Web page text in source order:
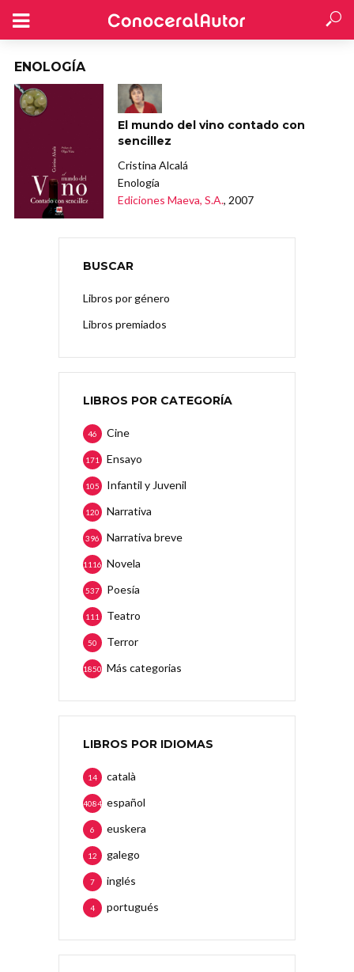
ENOLOGÍA
El mundo del vino contado con
sencillez
Cristina Alcalá
Enología
Ediciones Maeva, S.A., 2007
BUSCAR
Libros por género
Libros premiados
LIBROS POR CATEGORÍA
Cine
46
Ensayo
171
Infantil y Juvenil
105
Narrativa
120
Narrativa breve
396
Novela
1116
Poesía
537
Teatro
111
Terror
50
Más categorias
1850
LIBROS POR IDIOMAS
català
14
español
4084
euskera
6
galego
12
inglés
7
portugués
4